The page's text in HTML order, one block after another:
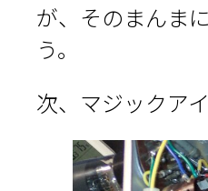
が、そのまんま
う。
次、マジックア